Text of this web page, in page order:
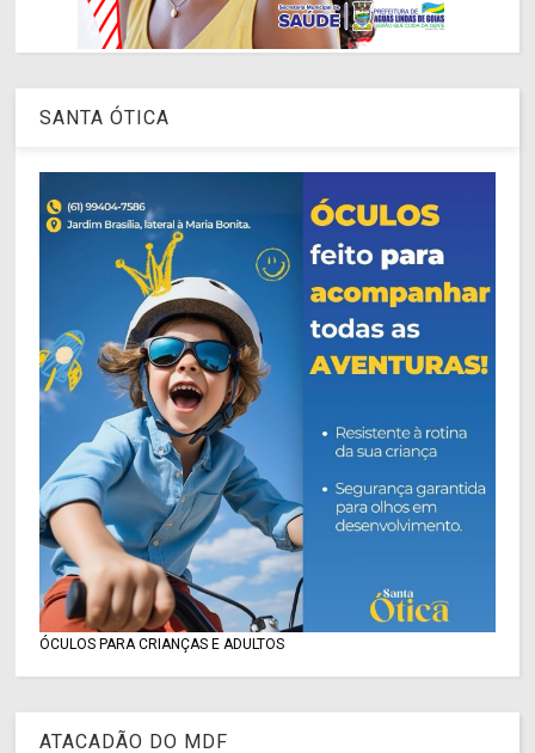
SANTA ÓTICA
ÓCULOS PARA CRIANÇAS E ADULTOS
ATACADÃO DO MDF